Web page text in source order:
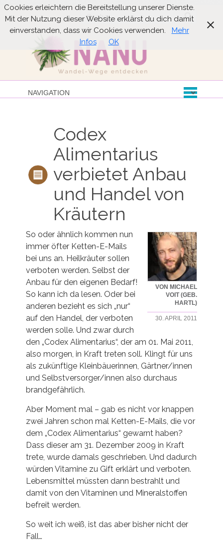
Suche
Codex
Alimentarius
verbietet Anbau
und Handel von
Kräutern
VON MICHAEL
VOIT (GEB.
HARTL)
30. APRIL 2011
So oder ähnlich kommen nun
immer öfter Ketten-E-Mails
bei uns an. Heilkräuter sollen
verboten werden. Selbst der
Anbau für den eigenen Bedarf!
So kann ich da lesen. Oder bei
anderen bezieht es sich „nur“
auf den Handel, der verboten
werden solle. Und zwar durch
den „Codex Alimentarius“, der am 01. Mai 2011,
also morgen, in Kraft treten soll. Klingt für uns
als zukünftige Kleinbäuerinnen, Gärtner/innen
und Selbstversorger/innen also durchaus
brandgefährlich.
Aber Moment mal – gab es nicht vor knappen
zwei Jahren schon mal Ketten-E-Mails, die vor
dem „Codex Alimentarius“ gewarnt haben?
Dass dieser am 31. Dezember 2009 in Kraft
trete, wurde damals geschrieben. Und dadurch
würden Vitamine zu Gift erklärt und verboten.
Lebensmittel müssten dann bestrahlt und
damit von den Vitaminen und Mineralstoffen
befreit werden.
So weit ich weiß, ist das aber bisher nicht der
Fall…
Cookies erleichtern die Bereitstellung unserer Dienste.
Mit der Nutzung dieser Website erklärst du dich damit
einverstanden, dass wir Cookies verwenden.
Mehr
Infos
OK